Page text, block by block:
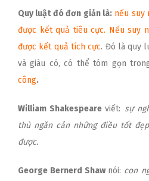
Quy luật đó đơn giản là:nếu suy
được kết quả tiêu cực. Nếu suy
được kết quả tích cực. Đó là quy
và giàu có, có thể tóm gọn
công.
William Shakespeareviết: sự
thù ngăn cản những điều tốt
được.
George Bernerd Shaw nói: con